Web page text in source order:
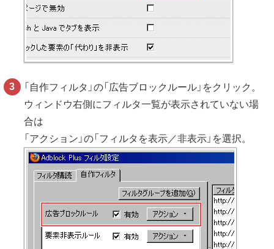
「自作フィルタ」の「広告ブロックルール」をクリック。
ウィンドウ右側にフィルタ一覧が表示されていない場
合は
「アクション」の「フィルタを表示／非表示」を選択。